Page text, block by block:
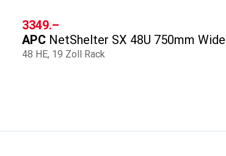
CHF
3349.–
APC NetShelter SX 48U 750mm
48 HE, 19 Zoll Rack